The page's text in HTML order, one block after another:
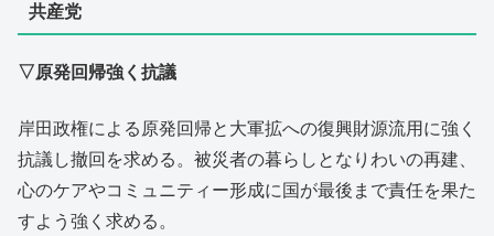
共産党
▽原発回帰強く抗議
岸田政権による原発回帰と大軍拡への復興財源流用に強く
抗議し撤回を求める。被災者の暮らしとなりわいの再建、
心のケアやコミュニティー形成に国が最後まで責任を果た
すよう強く求める。